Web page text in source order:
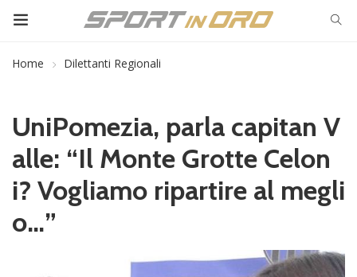
Home Dilettanti Regionali
UniPomezia, parla capitan V
alle: “Il Monte Grotte Celon
i? Vogliamo ripartire al megli
o…”